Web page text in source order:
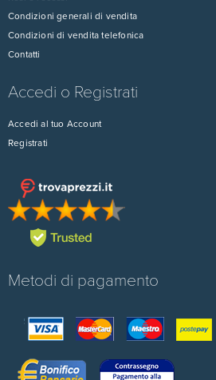
Condizioni generali di vendita
Condizioni di vendita telefonica
Contatti
Accedi o Registrati
Accedi al tuo Account
Registrati
Metodi di pagamento